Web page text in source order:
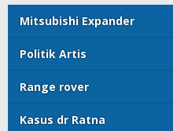
Mitsubishi Expander
Politik Artis
Range rover
Kasus dr Ratna